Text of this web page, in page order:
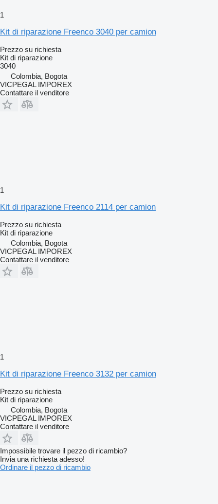
1
Kit di riparazione Freenco 3040 per camion
Prezzo su richiesta
Kit di riparazione
3040
Colombia, Bogota
VICPEGAL IMPOREX
Contattare il venditore
1
Kit di riparazione Freenco 2114 per camion
Prezzo su richiesta
Kit di riparazione
Colombia, Bogota
VICPEGAL IMPOREX
Contattare il venditore
1
Kit di riparazione Freenco 3132 per camion
Prezzo su richiesta
Kit di riparazione
Colombia, Bogota
VICPEGAL IMPOREX
Contattare il venditore
Impossibile trovare il pezzo di ricambio?
Invia una richiesta adesso!
Ordinare il pezzo di ricambio